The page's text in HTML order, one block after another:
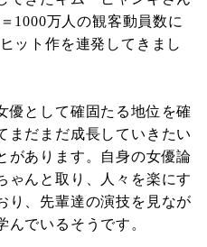
1000万人の観客動員数に
ット作を連発してきまし
優として確固たる地位を確
まだまだ成長していきたい
があります。自身の女優論
ゃんと取り、人々を楽にす
り、先輩達の演技を見なが
んでいるそうです。